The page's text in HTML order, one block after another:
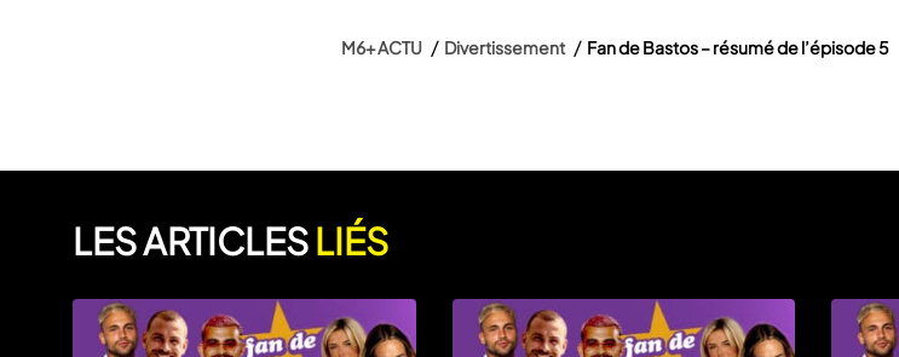
M6+ ACTU Divertissement Fan de Bastos – résumé de l’épisode 5
LES ARTICLESLIÉS